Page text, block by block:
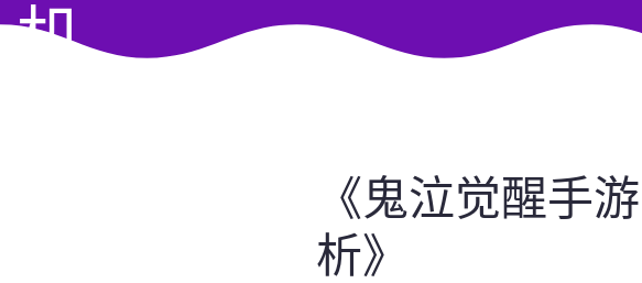
《鬼泣觉醒手
析》